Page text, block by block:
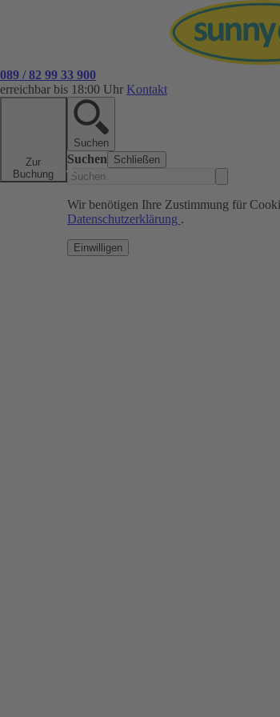
089 / 82 99 33 900
erreichbar bis 18:00 Uhr Kontakt
Zur
Buchung
Suchen
Suchen Schließen
Wir benötigen Ihre Zustimmung für
Datenschutzerklärung .
Einwilligen